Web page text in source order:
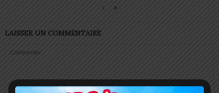
LAISSER UN COMMENTAIRE